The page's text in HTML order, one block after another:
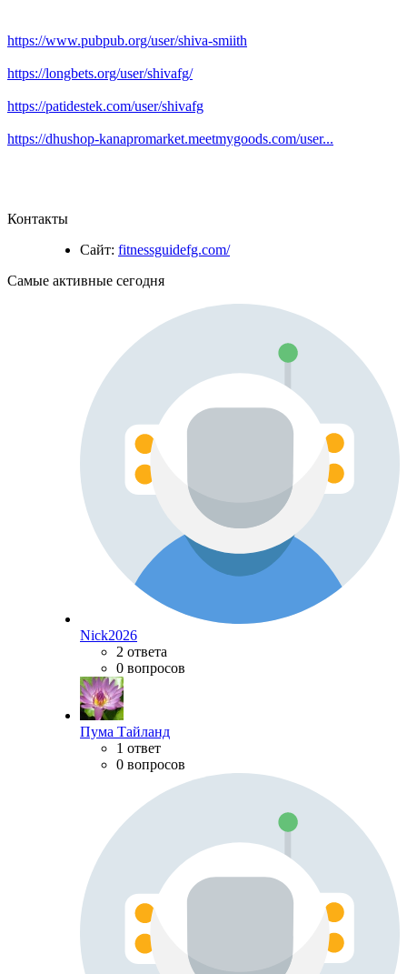
https://www.pubpub.org/user/shiva-smiith
https://longbets.org/user/shivafg/
https://patidestek.com/user/shivafg
https://dhushop-kanapromarket.meetmygoods.com/user...
Контакты
Сайт: fitnessguidefg.com/
Самые активные сегодня
Nick2026
2 ответа
0 вопросов
Пума Тайланд
1 ответ
0 вопросов